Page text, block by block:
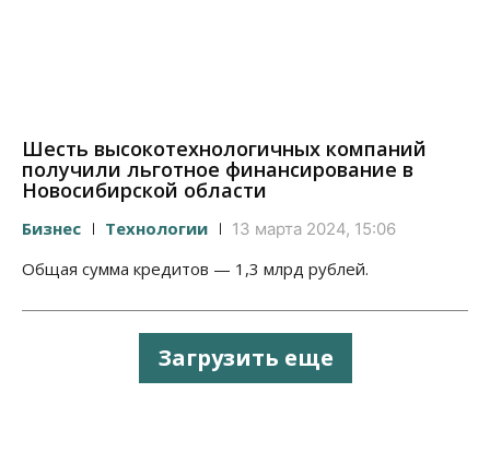
Шесть высокотехнологичных компаний
получили льготное финансирование в
Новосибирской области
Бизнес Технологии 13 марта 2024, 15:06
Общая сумма кредитов — 1,3 млрд рублей.
Загрузить еще